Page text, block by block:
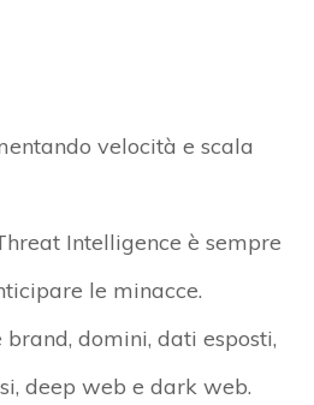
velocità e scala
Intelligence è sempre
le minacce.
domini, dati esposti,
deep web e dark web.